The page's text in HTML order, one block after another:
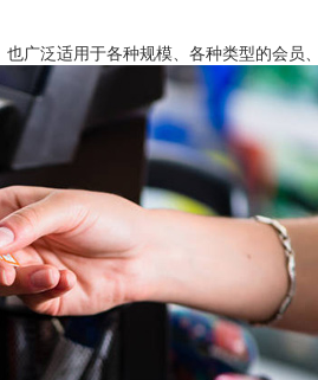
广泛适用于各种规模、各种类型的会